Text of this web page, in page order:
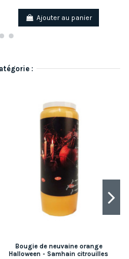
Ajouter au panier
:
Bougie de neuvaine orange
Halloween - Samhain citrouilles